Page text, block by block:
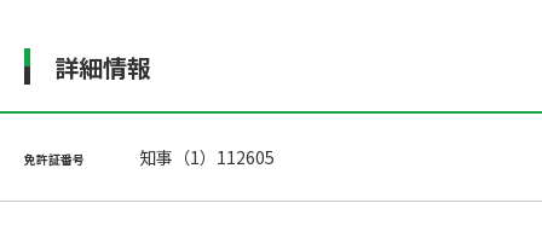
詳細情報
免許証番号 知事（1）112605